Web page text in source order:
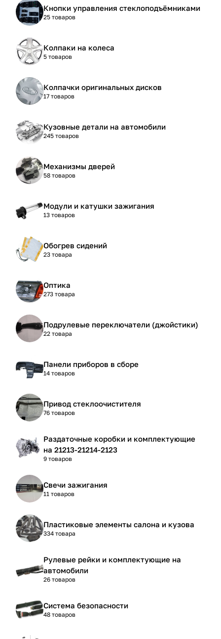
Кнопки управления стеклоподъёмниками
25 товаров
Колпаки на колеса
5 товаров
Колпачки оригинальных дисков
17 товаров
Кузовные детали на автомобили
245 товаров
Механизмы дверей
58 товаров
Модули и катушки зажигания
13 товаров
Обогрев сидений
23 товара
Оптика
273 товара
Подрулевые переключатели (джойстики)
22 товара
Панели приборов в сборе
14 товаров
Привод стеклоочистителя
76 товаров
Раздаточные коробки и комплектующие
на 21213-21214-2123
9 товаров
Свечи зажигания
11 товаров
Пластиковые элементы салона и кузова
334 товара
Рулевые рейки и комплектующие на
автомобили
26 товаров
Система безопасности
48 товаров